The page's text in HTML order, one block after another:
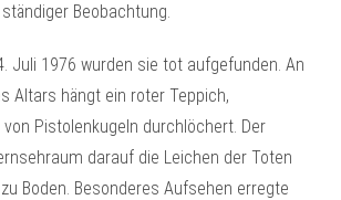
Beobachtung.
Juli 1976 wurden sie tot aufgefunden. An
Altars hängt ein roter Teppich,
Pistolenkugeln durchlöchert. Der
darauf die Leichen der Toten
Boden. Besonderes Aufsehen erregte